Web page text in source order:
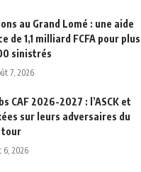
au Grand Lomé : une aide
de 1,1 milliard FCFA pour plus
sinistrés
7, 2026
CAF 2026-2027 : l’ASCK et
sur leurs adversaires du
tour
6, 2026